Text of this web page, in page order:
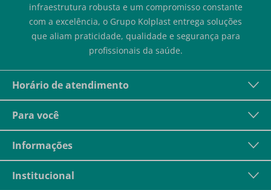
infraestrutura robusta e um compromisso constante
com a excelência, o Grupo Kolplast entrega soluções
que aliam praticidade, qualidade e segurança para
profissionais da saúde.
Horário de atendimento
Para você
Informações
Institucional